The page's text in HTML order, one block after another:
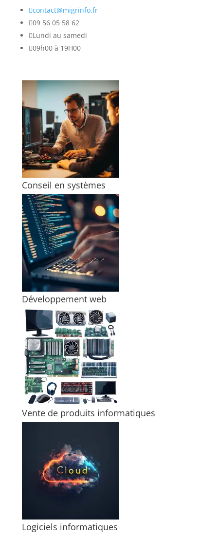
contact@migrinfo.fr
09 56 05 58 62
Lundi au samedi
09h00 à 19H00
Conseil en systèmes
Développement web
Vente de produits informatiques
Logiciels informatiques